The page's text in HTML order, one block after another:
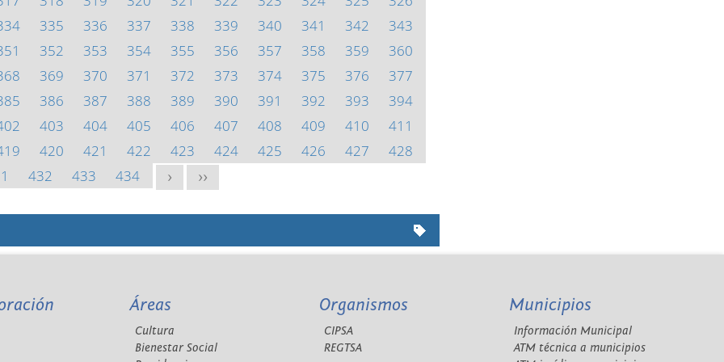
335 336 337 338 339 340 341 342
343
352 353 354 355 356 357 358 359
360
369 370 371 372 373 374 375 376
377
386 387 388 389 390 391 392 393
394
403 404 405 406 407 408 409 410
411
420 421 422 423 424 425 426 427
428
432 433 434 > >>
Áreas
Cultura
Bienestar Social
Organismos
CIPSA
REGTSA
Municipios
Información Municipal
ATM técnica a municipios